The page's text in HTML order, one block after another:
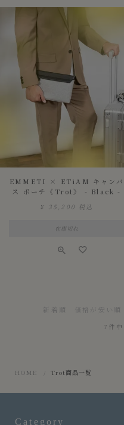
EMMETI × ETiAM キャンバ
ス ポーチ《Trot》 - Black -
¥ 35,200 税込
在庫切れ
新着順 価格が安い順
7 件中
HOME Trot商品一覧
Category